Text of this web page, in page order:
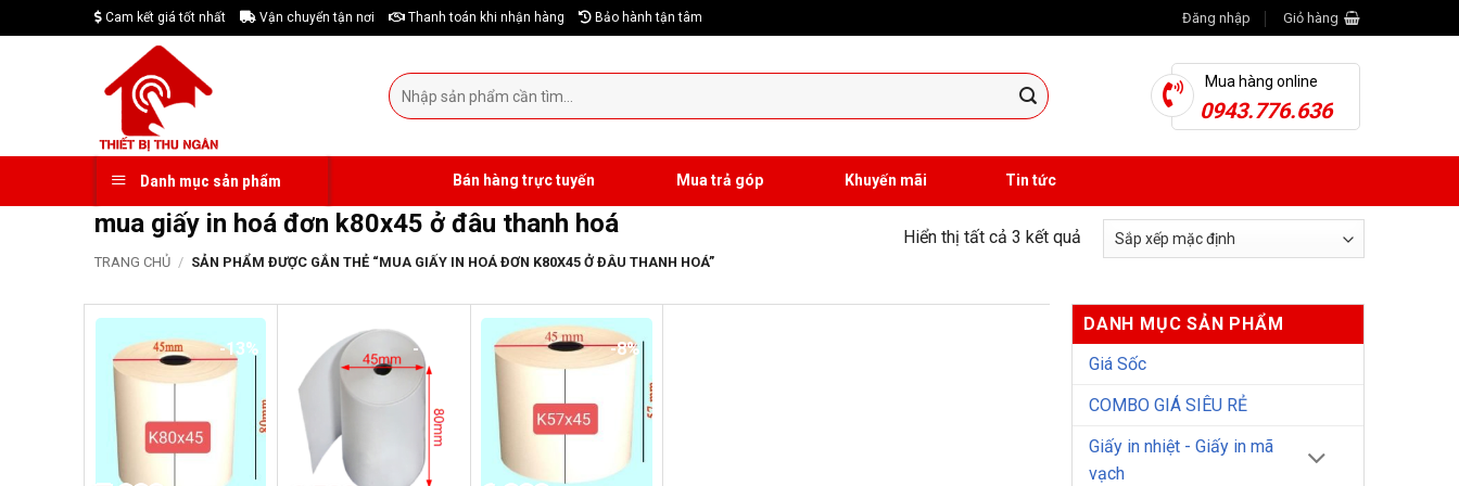
to
Cam kết giá tốt nhất Vận chuyển tận nơi Thanh toán khi nhận hàng Bảo hành tận tâm Đăng nhập Giỏ hàng
Tìm
kiếm:
Mua hàng online
0943.776.636
Danh mục sản phẩm Bán hàng trực tuyến Mua trả góp Khuyến mãi Tin tức
mua giấy in hoá đơn k80x45 ở đâu thanh hoá
TRANG CHỦ / SẢN PHẨM ĐƯỢC GẮN THẺ “MUA GIẤY IN HOÁ ĐƠN K80X45 Ở ĐÂU THANH HOÁ”
Hiển thị tất cả 3 kết quả
-13% -17% -8%
DANH MỤC SẢN PHẨM
Giá Sốc
COMBO GIÁ SIÊU RẺ
Giấy in nhiệt - Giấy in mã
vạch